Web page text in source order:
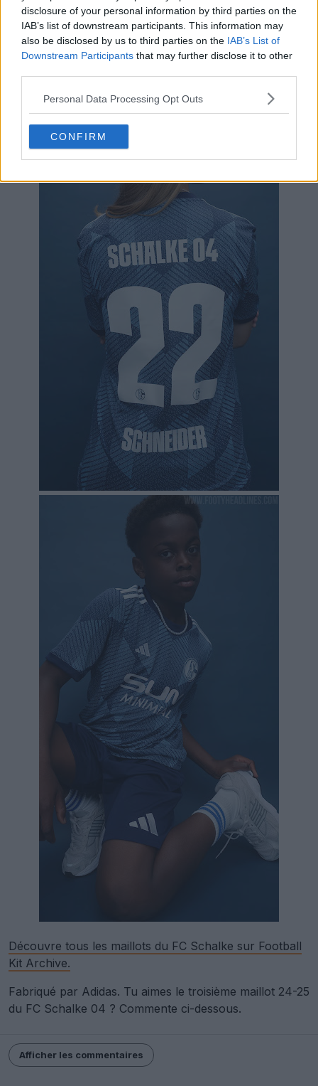
disclosure of your personal information by third parties on the
IAB’s list of downstream participants. This information may
also be disclosed by us to third parties on the IAB’s List of
Downstream Participants that may further disclose it to other
Personal Data Processing Opt Outs
CONFIRM
Découvre tous les maillots du FC Schalke sur Football
Kit Archive.
Fabriqué par Adidas. Tu aimes le troisième maillot 24-25
du FC Schalke 04 ? Commente ci-dessous.
Afficher les commentaires